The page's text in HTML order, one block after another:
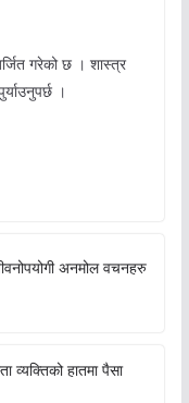
गरेको छ । शास्त्र
।
अनमोल वचनहरु
व्यक्तिको हातमा पैसा